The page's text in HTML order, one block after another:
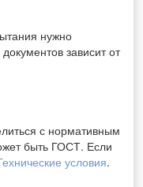
нужно
зависит от
с нормативным
быть ГОСТ. Если
условия.